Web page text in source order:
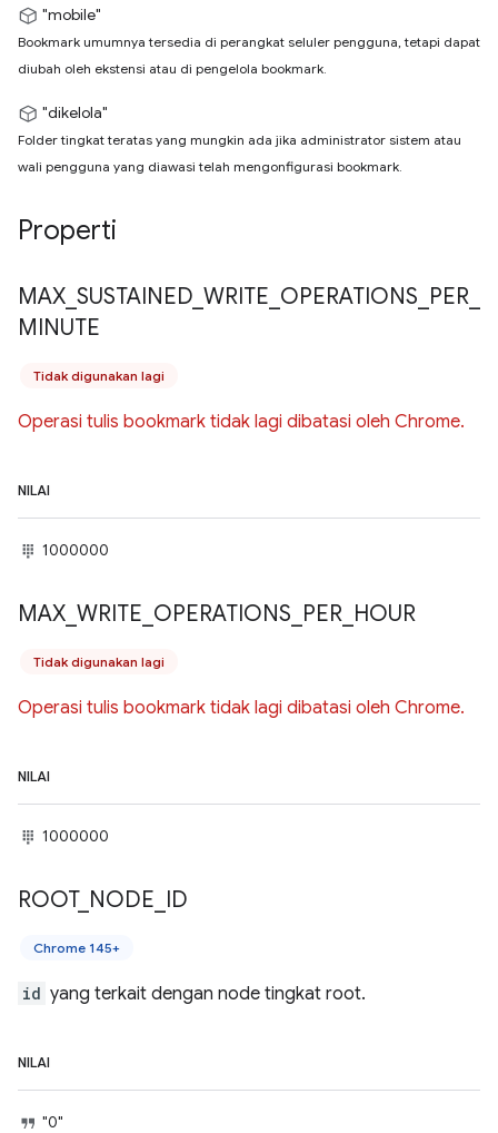
"mobile"
Bookmark umumnya tersedia di perangkat seluler pengguna, tetapi dapat
diubah oleh ekstensi atau di pengelola bookmark.
"dikelola"
Folder tingkat teratas yang mungkin ada jika administrator sistem atau
wali pengguna yang diawasi telah mengonfigurasi bookmark.
Properti
MAX SUSTAINED WRITE OPERATIONS PER
MINUTE
Tidak digunakan lagi
Operasi tulis bookmark tidak lagi dibatasi oleh Chrome.
NILAI
1000000
MAX WRITE OPERATIONS PER HOUR
Tidak digunakan lagi
Operasi tulis bookmark tidak lagi dibatasi oleh Chrome.
NILAI
1000000
ROOT_ NODE ID
Chrome 145+
id yang terkait dengan node tingkat root.
NILAI
"0"